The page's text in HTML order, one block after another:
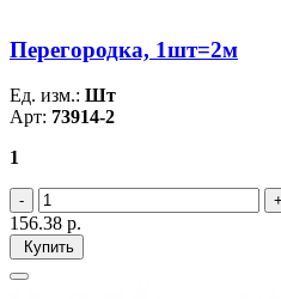
Перегородка, 1шт=2м
Ед. изм.: Шт
Арт: 73914-2
1
156.38 р.
Купить